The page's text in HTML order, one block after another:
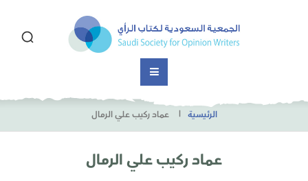
الرئيسية عماد ركيب علي الرمال
عماد ركيب علي الرمال